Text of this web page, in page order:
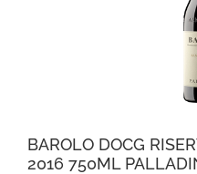
BAROLO DOCG
2016 750ML